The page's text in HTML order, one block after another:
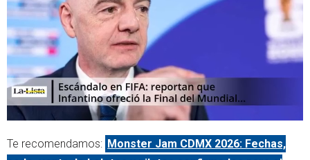
Te recomendamos: Monster Jam CDMX 2026: Fechas,